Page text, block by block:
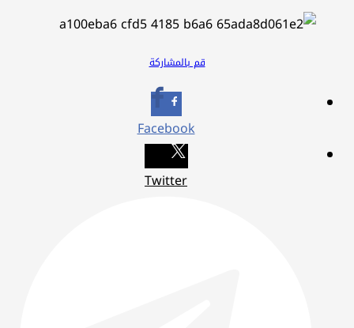
قم بالمشاركة
Facebook
Twitter